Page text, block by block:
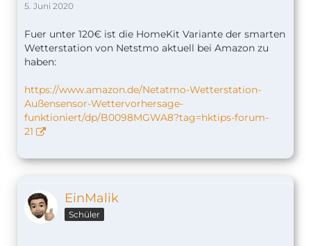
5. Juni 2020
Fuer unter 120€ ist die HomeKit Variante der smarten
Wetterstation von Netstmo aktuell bei Amazon zu
haben:
https://www.amazon.de/Netatmo-Wetterstation-
Außensensor-Wettervorhersage-
funktioniert/dp/B0098MGWA8?tag=hktips-forum-
21
EinMalik
Schüler